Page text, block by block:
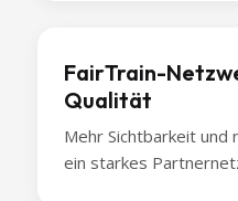
FairTrain-
Qualität
Mehr Sichtbarkeit und
ein starkes